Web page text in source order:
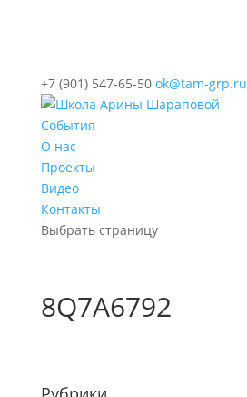
+7 (901) 547-65-50 ok@tam-grp.ru
События
О нас
Проекты
Видео
Контакты
Выбрать страницу
8Q7A6792